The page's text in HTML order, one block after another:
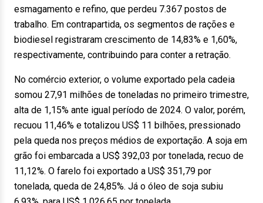
esmagamento e refino, que perdeu 7.367 postos de
trabalho. Em contrapartida, os segmentos de rações e
biodiesel registraram crescimento de 14,83% e 1,60%,
respectivamente, contribuindo para conter a retração.
No comércio exterior, o volume exportado pela cadeia
somou 27,91 milhões de toneladas no primeiro trimestre,
alta de 1,15% ante igual período de 2024. O valor, porém,
recuou 11,46% e totalizou US$ 11 bilhões, pressionado
pela queda nos preços médios de exportação. A soja em
grão foi embarcada a US$ 392,03 por tonelada, recuo de
11,12%. O farelo foi exportado a US$ 351,79 por
tonelada, queda de 24,85%. Já o óleo de soja subiu